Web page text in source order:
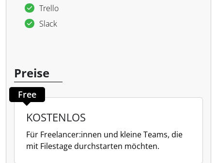
Trello
Slack
Preise
Free
KOSTENLOS
Für Freelancer:innen und kleine Teams, die
mit Filestage durchstarten möchten.